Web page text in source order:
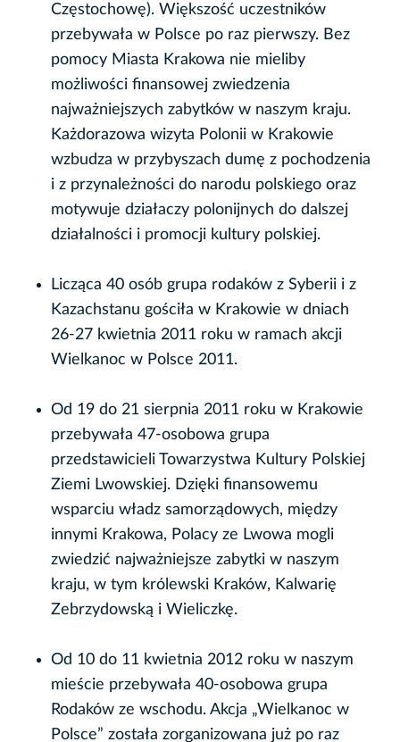
Częstochowę). Większość uczestników
przebywała w Polsce po raz pierwszy. Bez
pomocy Miasta Krakowa nie mieliby
możliwości finansowej zwiedzenia
najważniejszych zabytków w naszym kraju.
Każdorazowa wizyta Polonii w Krakowie
wzbudza w przybyszach dumę z pochodzenia
i z przynależności do narodu polskiego oraz
motywuje działaczy polonijnych do dalszej
działalności i promocji kultury polskiej.
Licząca 40 osób grupa rodaków z Syberii i z
Kazachstanu gościła w Krakowie w dniach
26-27 kwietnia 2011 roku w ramach akcji
Wielkanoc w Polsce 2011.
Od 19 do 21 sierpnia 2011 roku w Krakowie
przebywała 47-osobowa grupa
przedstawicieli Towarzystwa Kultury Polskiej
Ziemi Lwowskiej. Dzięki finansowemu
wsparciu władz samorządowych, między
innymi Krakowa, Polacy ze Lwowa mogli
zwiedzić najważniejsze zabytki w naszym
kraju, w tym królewski Kraków, Kalwarię
Zebrzydowską i Wieliczkę.
Od 10 do 11 kwietnia 2012 roku w naszym
mieście przebywała 40-osobowa grupa
Rodaków ze wschodu. Akcja „Wielkanoc w
Polsce” została zorganizowana już po raz